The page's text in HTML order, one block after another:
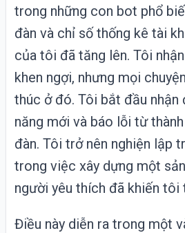
trong những con bot phổ
đàn và chỉ số thống kê tài
của tôi đã tăng lên. Tôi
khen ngợi, nhưng mọi
thúc ở đó. Tôi bắt đầu nhận
năng mới và báo lỗi từ
đàn. Tôi trở nên nghiện lập
trong việc xây dựng một
người yêu thích đã khiến tôi
Điều này diễn ra trong một